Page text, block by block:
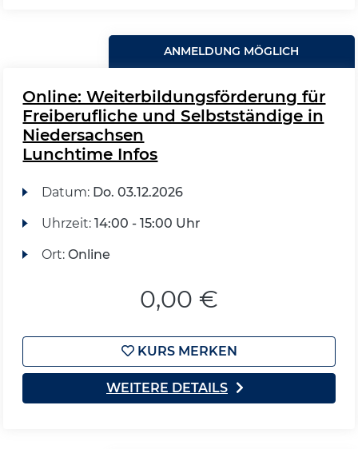
ANMELDUNG MÖGLICH
Online: Weiterbildungsförderung für
Freiberufliche und Selbstständige in
Niedersachsen
Lunchtime Infos
Datum: Do. 03.12.2026
Uhrzeit: 14:00 - 15:00 Uhr
Ort: Online
0,00 €
KURS MERKEN
WEITERE DETAILS